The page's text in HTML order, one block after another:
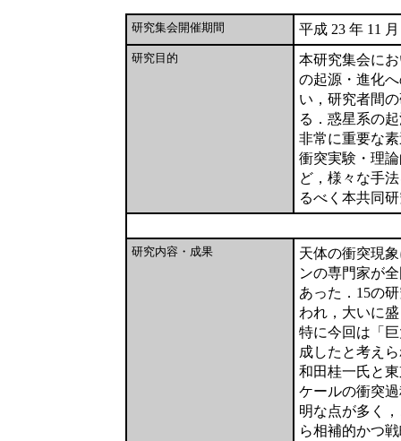
研究集会開催期間 平成 23 年 11
研究目的
本研究集会に
の起源・進化
い，研究者間
る．惑星系の
非常に重要な
衝突実験・理
ど，様々な手
るべく本共同
研究内容・成果
天体の衝突現
ンの専門家が
あった．15の
われ，大いに
特に今回は「
成したと考え
和田桂一氏と
ケールの衝突
明な点が多く
ら相補的かつ